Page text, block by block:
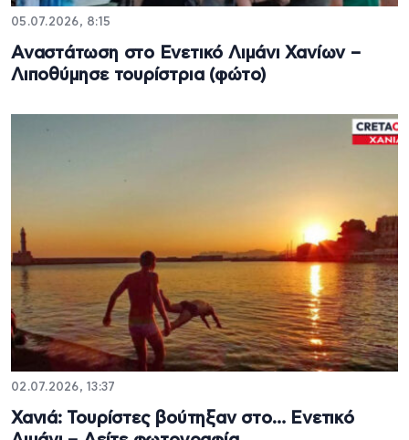
05.07.2026, 8:15
Αναστάτωση στο Ενετικό Λιμάνι Χανίων –
Λιποθύμησε τουρίστρια (φώτο)
02.07.2026, 13:37
Χανιά: Τουρίστες βούτηξαν στο… Ενετικό